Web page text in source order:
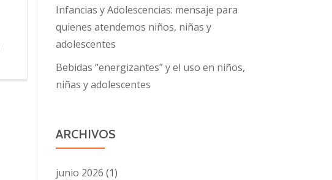
Infancias y Adolescencias: mensaje para
quienes atendemos niños, niñas y
adolescentes
Bebidas “energizantes” y el uso en niños,
niñas y adolescentes
ARCHIVOS
junio 2026 (1)